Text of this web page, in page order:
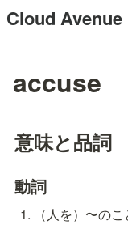
Cloud Avenue
accuse
意味と品詞
動詞
（人を）〜の